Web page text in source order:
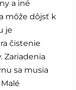
a iné
môže dôjsť k
je
čistenie
Zariadenia
sa musia